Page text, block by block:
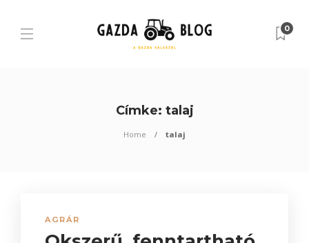
0
Címke: talaj
Home talaj
AGRÁR